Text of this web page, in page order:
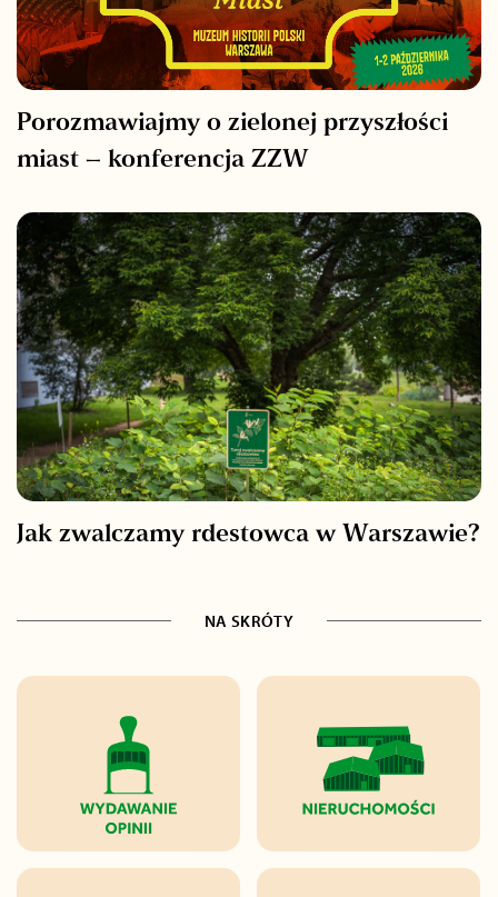
Porozmawiajmy o zielonej przyszłości
miast – konferencja ZZW
Jak zwalczamy rdestowca w Warszawie?
NA SKRÓTY